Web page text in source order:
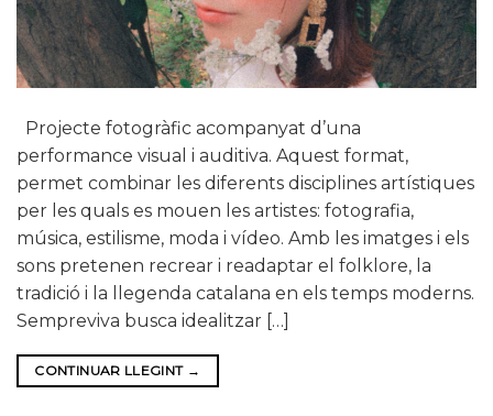
Projecte fotogràfic acompanyat d’una
performance visual i auditiva. Aquest format,
permet combinar les diferents disciplines artístiques
per les quals es mouen les artistes: fotografia,
música, estilisme, moda i vídeo. Amb les imatges i els
sons pretenen recrear i readaptar el folklore, la
tradició i la llegenda catalana en els temps moderns.
Sempreviva busca idealitzar […]
CONTINUAR LLEGINT →